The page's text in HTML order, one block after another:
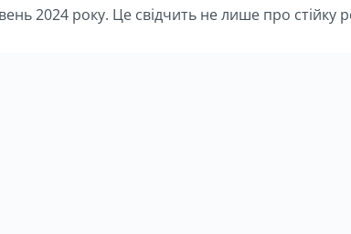
2024 року. Це свідчить не лише про